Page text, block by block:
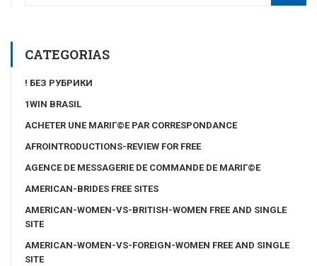
CATEGORIAS
! БЕЗ РУБРИКИ
1WIN BRASIL
ACHETER UNE MARIГ©E PAR CORRESPONDANCE
AFROINTRODUCTIONS-REVIEW FOR FREE
AGENCE DE MESSAGERIE DE COMMANDE DE MARIГ©E
AMERICAN-BRIDES FREE SITES
AMERICAN-WOMEN-VS-BRITISH-WOMEN FREE AND SINGLE
SITE
AMERICAN-WOMEN-VS-FOREIGN-WOMEN FREE AND SINGLE
SITE